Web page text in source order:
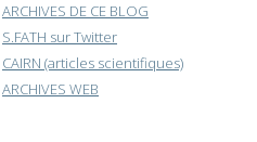
ARCHIVES DE CE BLOG
S.FATH sur Twitter
CAIRN (articles scientifiques)
ARCHIVES WEB